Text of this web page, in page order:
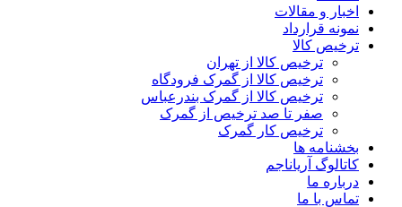
اخبار و مقالات
نمونه قرارداد
ترخیص کالا
ترخیص کالا از تهران
ترخیص کالا از گمرک فرودگاه
ترخیص کالا از گمرک بندرعباس
صفر تا صد ترخیص از گمرک
ترخیص کار گمرک
بخشنامه ها
کاتالوگ آریاناجم
درباره ما
تماس با ما